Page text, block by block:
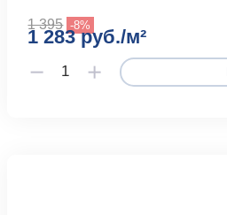
1 395 -8%
1 283 руб./м²